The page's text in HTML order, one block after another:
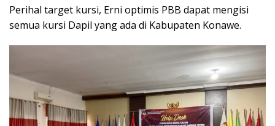
Perihal target kursi, Erni optimis PBB dapat mengisi
semua kursi Dapil yang ada di Kabupaten Konawe.